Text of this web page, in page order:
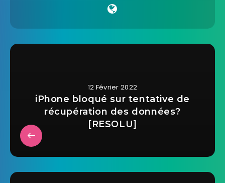
12 Février 2022
iPhone bloqué sur tentative de
récupération des données?
[RESOLU]